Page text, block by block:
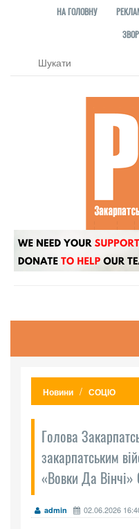
НА ГОЛОВНУ
Новини СОЦІО
Голова
закарпатським
«Вовки Да
admin 02.06.2026